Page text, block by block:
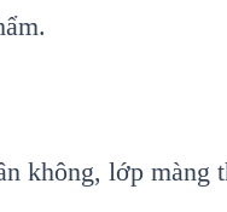
không, lớp